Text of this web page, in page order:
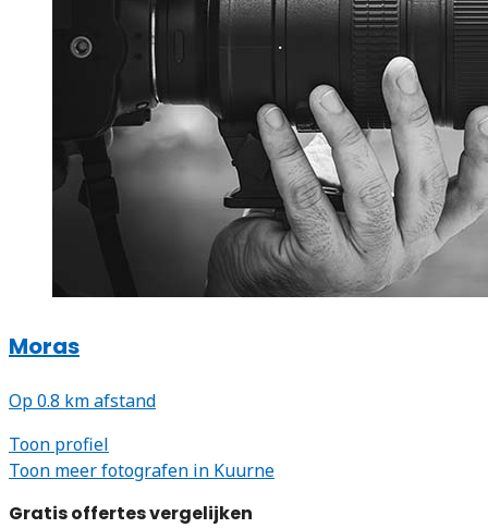
Moras
Op 0.8 km afstand
Toon profiel
Toon meer fotografen in Kuurne
Gratis offertes vergelijken